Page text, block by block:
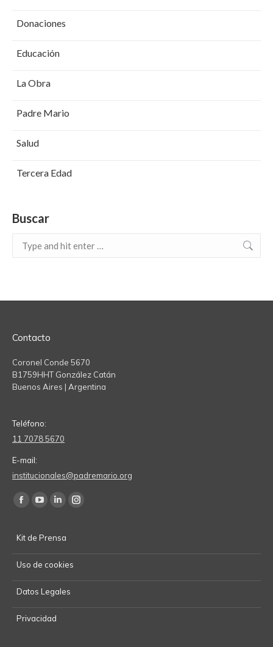
Donaciones
Educación
La Obra
Padre Mario
Salud
Tercera Edad
Buscar
Search:
Contacto
Coronel Conde 5670
B1759HHT González Catán
Buenos Aires | Argentina
Teléfono:
11 7078 5670
E-mail:
institucionales@padremario.org
Find us on:
opens
in
new
window
opens
in
new
window
Linkedin
opens
in
new
window
Instagram
in
Kit de Prensa
Uso de cookies
Datos Legales
Privacidad